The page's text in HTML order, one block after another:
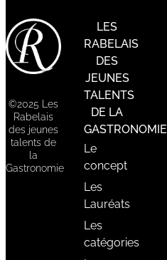
©2025 Les
Rabelais
des jeunes
talents de
la
Gastronomie
LES
RABELAIS
DES
JEUNES
TALENTS
DE LA
GASTRONOMIE
Le
concept
Les
Lauréats
Les
catégories